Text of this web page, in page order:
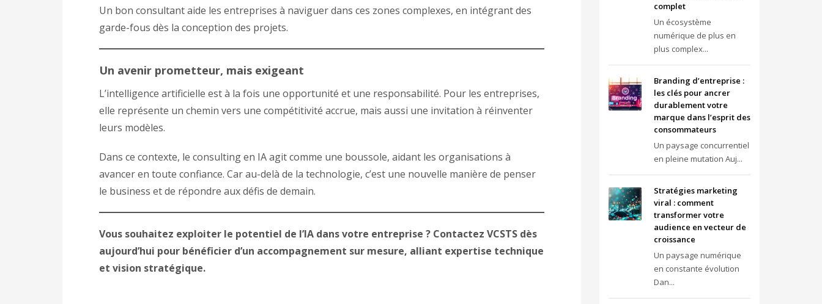
Un bon consultant aide les entreprises à naviguer dans ces zones complexes, en intégrant des
garde-fous dès la conception des projets.
Un avenir prometteur, mais exigeant
L’intelligence artificielle est à la fois une opportunité et une responsabilité. Pour les entreprises,
elle représente un chemin vers une compétitivité accrue, mais aussi une invitation à réinventer
leurs modèles.
Dans ce contexte, le consulting en IA agit comme une boussole, aidant les organisations à
avancer en toute confiance. Car au-delà de la technologie, c’est une nouvelle manière de penser
le business et de répondre aux défis de demain.
Vous souhaitez exploiter le potentiel de l’IA dans votre entreprise ? Contactez VCSTS dès
aujourd’hui pour bénéficier d’un accompagnement sur mesure, alliant expertise technique
et vision stratégique.
complet
Un écosystème
numérique de plus en
plus complex...
Branding d’entreprise :
les clés pour ancrer
durablement votre
marque dans l’esprit des
consommateurs
Un paysage concurrentiel
en pleine mutation Auj...
Stratégies marketing
viral : comment
transformer votre
audience en vecteur de
croissance
Un paysage numérique
en constante évolution
Dan...